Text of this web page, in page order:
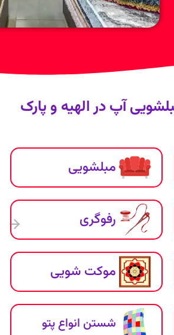
آپ در الهیه و پارک
مبلشویی
رفوگری
موکت شویی
شستن انواع پتو